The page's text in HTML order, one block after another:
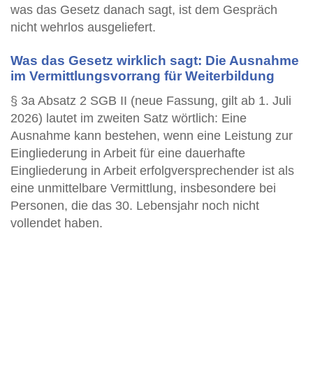
was das Gesetz danach sagt, ist dem Gespräch
nicht wehrlos ausgeliefert.
Was das Gesetz wirklich sagt: Die Ausnahme
im Vermittlungsvorrang für Weiterbildung
§ 3a Absatz 2 SGB II (neue Fassung, gilt ab 1. Juli
2026) lautet im zweiten Satz wörtlich: Eine
Ausnahme kann bestehen, wenn eine Leistung zur
Eingliederung in Arbeit für eine dauerhafte
Eingliederung in Arbeit erfolgversprechender ist als
eine unmittelbare Vermittlung, insbesondere bei
Personen, die das 30. Lebensjahr noch nicht
vollendet haben.